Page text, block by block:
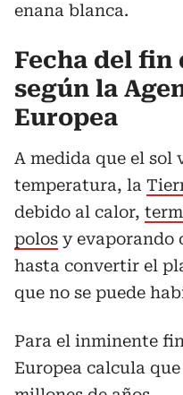
enana blanca.
Fecha del fin
según la
Europea
A medida que el sol
temperatura, la
debido al calor,
polos y evaporando
hasta convertir el
que no se puede
Para el inminente
Europea calcula